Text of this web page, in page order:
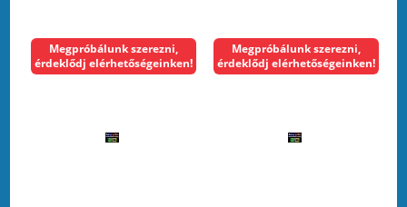
Megpróbálunk szerezni,
érdeklődj elérhetőségeinken!
Megpróbálunk szerezni,
érdeklődj elérhetőségeinken!